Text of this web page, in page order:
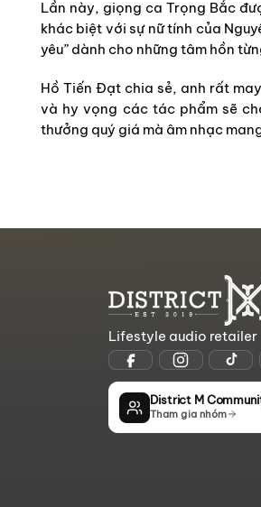
Lần này, giọng ca Trọng Bắc
khác biệt với sự nữ tính của
yêu” dành cho những tâm hồn
Hồ Tiến Đạt chia sẻ, anh rất
và hy vọng các tác phẩm sẽ
thưởng quý giá mà âm nhạc
Lifestyle audio retailer
District M
Tham gia nhóm